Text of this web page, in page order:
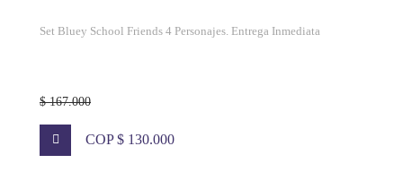
Set Bluey School Friends 4 Personajes. Entrega Inmediata
$ 167.000
COP $ 130.000